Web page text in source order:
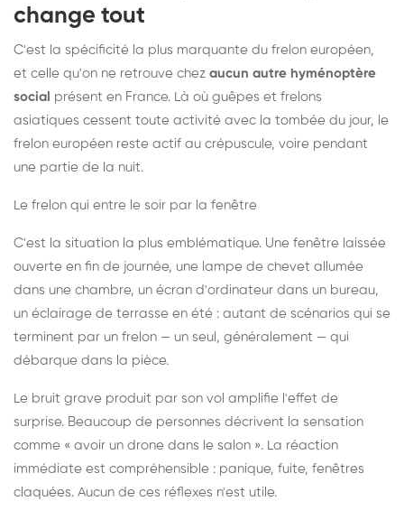
change tout
C'est la spécificité la plus marquante du frelon européen,
et celle qu'on ne retrouve chez aucun autre hyménoptère
social présent en France. Là où guêpes et frelons
asiatiques cessent toute activité avec la tombée du jour, le
frelon européen reste actif au crépuscule, voire pendant
une partie de la nuit.
Le frelon qui entre le soir par la fenêtre
C'est la situation la plus emblématique. Une fenêtre laissée
ouverte en fin de journée, une lampe de chevet allumée
dans une chambre, un écran d'ordinateur dans un bureau,
un éclairage de terrasse en été : autant de scénarios qui se
terminent par un frelon — un seul, généralement — qui
débarque dans la pièce.
Le bruit grave produit par son vol amplifie l'effet de
surprise. Beaucoup de personnes décrivent la sensation
comme « avoir un drone dans le salon ». La réaction
immédiate est compréhensible : panique, fuite, fenêtres
claquées. Aucun de ces réflexes n'est utile.